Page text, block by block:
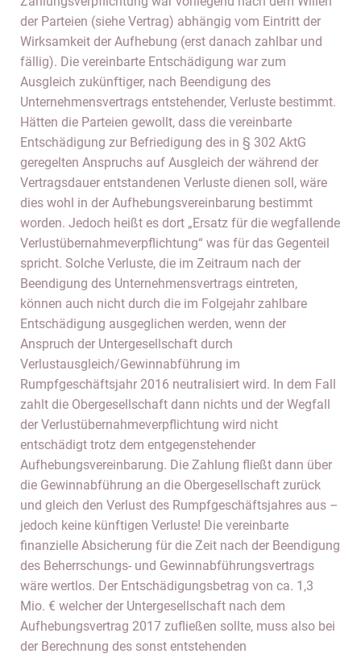
der Parteien (siehe Vertrag) abhängig vom Eintritt der
Wirksamkeit der Aufhebung (erst danach zahlbar und
fällig). Die vereinbarte Entschädigung war zum
Ausgleich zukünftiger, nach Beendigung des
Unternehmensvertrags entstehender, Verluste bestimmt.
Hätten die Parteien gewollt, dass die vereinbarte
Entschädigung zur Befriedigung des in § 302 AktG
geregelten Anspruchs auf Ausgleich der während der
Vertragsdauer entstandenen Verluste dienen soll, wäre
dies wohl in der Aufhebungsvereinbarung bestimmt
worden. Jedoch heißt es dort „Ersatz für die wegfallende
Verlustübernahmeverpflichtung“ was für das Gegenteil
spricht. Solche Verluste, die im Zeitraum nach der
Beendigung des Unternehmensvertrags eintreten,
können auch nicht durch die im Folgejahr zahlbare
Entschädigung ausgeglichen werden, wenn der
Anspruch der Untergesellschaft durch
Verlustausgleich/Gewinnabführung im
Rumpfgeschäftsjahr 2016 neutralisiert wird. In dem Fall
zahlt die Obergesellschaft dann nichts und der Wegfall
der Verlustübernahmeverpflichtung wird nicht
entschädigt trotz dem entgegenstehender
Aufhebungsvereinbarung. Die Zahlung fließt dann über
die Gewinnabführung an die Obergesellschaft zurück
und gleich den Verlust des Rumpfgeschäftsjahres aus –
jedoch keine künftigen Verluste! Die vereinbarte
finanzielle Absicherung für die Zeit nach der Beendigung
des Beherrschungs- und Gewinnabführungsvertrags
wäre wertlos. Der Entschädigungsbetrag von ca. 1,3
Mio. € welcher der Untergesellschaft nach dem
Aufhebungsvertrag 2017 zufließen sollte, muss also bei
der Berechnung des sonst entstehenden